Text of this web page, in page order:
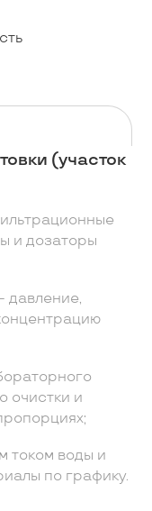
(участок
и дозаторы
давление,
очистки и
током воды и
по графику.